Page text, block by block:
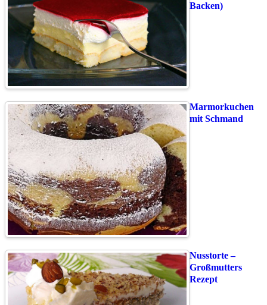
Backen)
Marmorkuchen
mit Schmand
Nusstorte –
Großmutters
Rezept